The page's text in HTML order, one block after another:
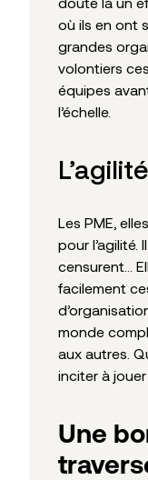
où ils en ont
grandes
volontiers
équipes
l’échelle.
Les PME,
pour l’agilité.
censurent…
facilement
monde
aux autres.
inciter à jouer
Une